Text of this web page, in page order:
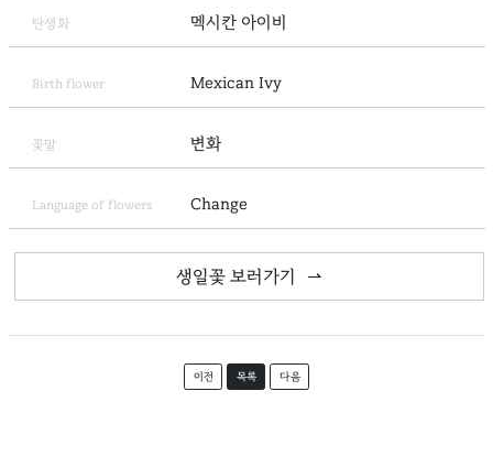
탄생화 멕시칸 아이비
Birth flower Mexican Ivy
꽃말 변화
Language of flowers Change
생일꽃 보러가기
이전 목록 다음